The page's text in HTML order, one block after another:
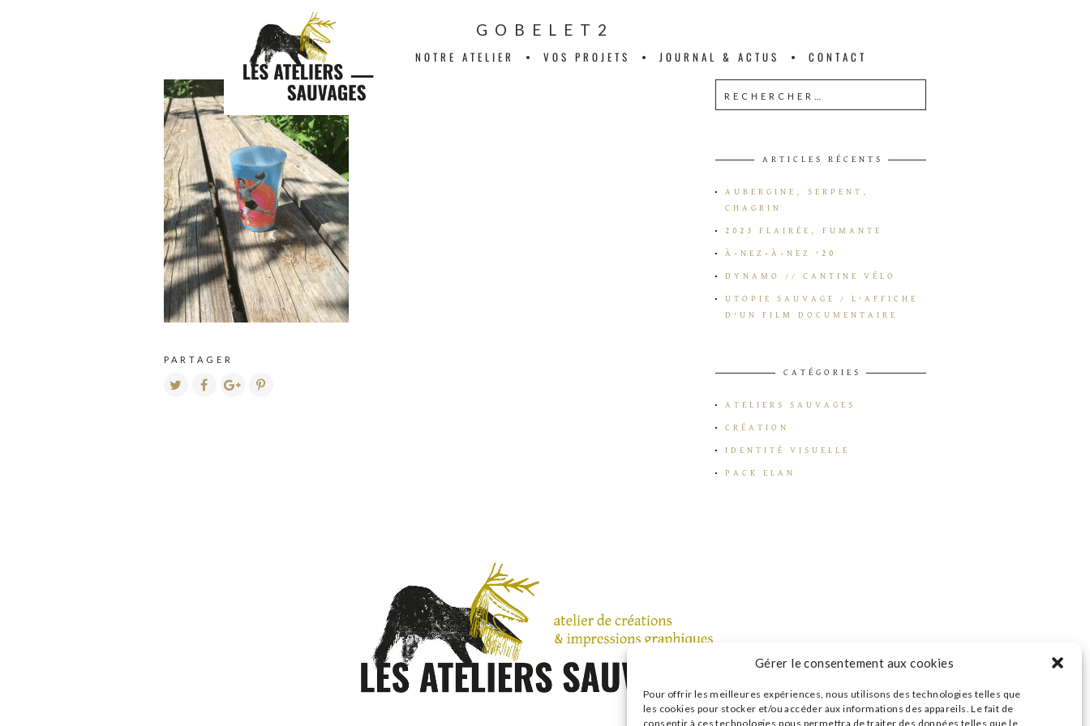
Gérer le consentement aux cookies
Pour offrir les meilleures expériences, nous utilisons des technologies telles que
les cookies pour stocker et/ou accéder aux informations des appareils. Le fait de
consentir à ces technologies nous permettra de traiter des données telles que le
NOTRE ATELIER VOS PROJETS JOURNAL & ACTUS CONTACT
GOBELET2
PARTAGER
ARTICLES RÉCENTS
AUBERGINE, SERPENT,
CHAGRIN
2023 FLAIRÉE, FUMANTE
À-NEZ-À-NEZ ’20
DYNAMO // CANTINE VÉLO
UTOPIE SAUVAGE / L’AFFICHE
D’UN FILM DOCUMENTAIRE
CATÉGORIES
ATELIERS SAUVAGES
CRÉATION
IDENTITÉ VISUELLE
PACK ELAN